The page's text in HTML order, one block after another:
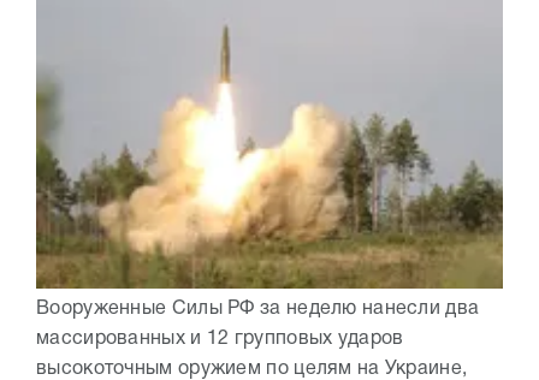
Вооруженные Силы РФ за неделю нанесли два
массированных и 12 групповых ударов
высокоточным оружием по целям на Украине,